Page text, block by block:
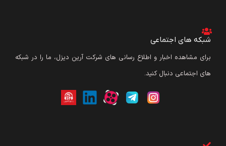
شبکه های اجتماعی
برای مشاهده اخبار و اطلاع رسانی های شرکت آرین دیزل، ما را در شبکه
های اجتماعی دنبال کنید.